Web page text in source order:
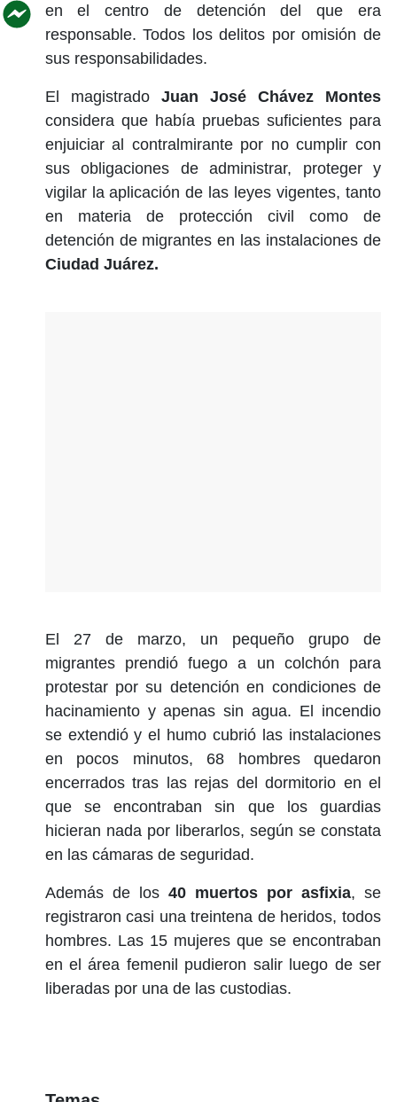
en el centro de detención del que era
responsable. Todos los delitos por omisión de
sus responsabilidades.
El magistradoJuan José Chávez Montes
considera que había pruebas suficientes para
enjuiciar al contralmirante por no cumplir con
sus obligaciones de administrar, proteger y
vigilar la aplicación de las leyes vigentes, tanto
en materia de protección civil como de
detención de migrantes en las instalaciones de
Ciudad Juárez.
El 27 de marzo, un pequeño grupo de
migrantes prendió fuego a un colchón para
protestar por su detención en condiciones de
hacinamiento y apenas sin agua. El incendio
se extendió y el humo cubrió las instalaciones
en pocos minutos, 68 hombres quedaron
encerrados tras las rejas del dormitorio en el
que se encontraban sin que los guardias
hicieran nada por liberarlos, según se constata
en las cámaras de seguridad.
Además de los 40 muertos por asfixia, se
registraron casi una treintena de heridos, todos
hombres. Las 15 mujeres que se encontraban
en el área femenil pudieron salir luego de ser
liberadas por una de las custodias.